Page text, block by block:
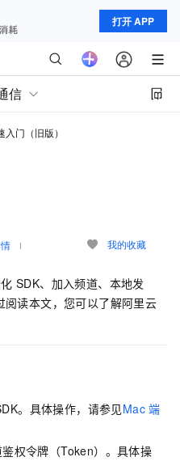
打开 APP
信
入门（旧版）
我的收藏
SDK、加入频道、本地发
读本文，您可以了解阿里云
。具体操作，请参见Mac 端
权令牌（Token）。具体操